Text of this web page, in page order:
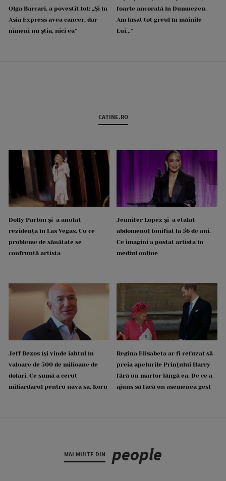
Olga Barcari, a povestit tot: „Și în
Asia Express avea cancer, dar
nimeni nu știa, nici ea”
foarte ancorată în Dumnezeu.
Am lăsat tot greul în mâinile
Lui...”
CATINE.RO
Dolly Parton și-a anulat
rezidența în Las Vegas. Cu ce
probleme de sănătate se
confruntă artista
Jennifer Lopez și-a etalat
abdomenul tonifiat la 56 de ani.
Ce imagini a postat artista în
mediul online
Jeff Bezos își vinde iahtul în
valoare de 500 de milioane de
dolari. Ce sumă a cerut
miliardarul pentru nava sa, Koru
Regina Elisabeta ar fi refuzat să
preia apelurile Prințului Harry
fără un martor lângă ea. De ce a
ajuns să facă un asemenea gest
MAI MULTE DIN people